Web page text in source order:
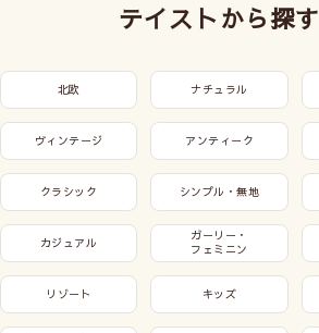
テイストから探す
北欧 ナチュラル
ヴィンテージ アンティーク
クラシック シンプル・無地
カジュアル
ガーリー・
フェミニン
リゾート キッズ